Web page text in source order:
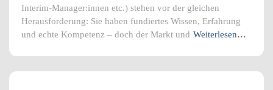
Interim-Manager:innen etc.) stehen vor der gleichen
Herausforderung: Sie haben fundiertes Wissen, Erfahrung
und echte Kompetenz – doch der Markt und Weiterlesen…